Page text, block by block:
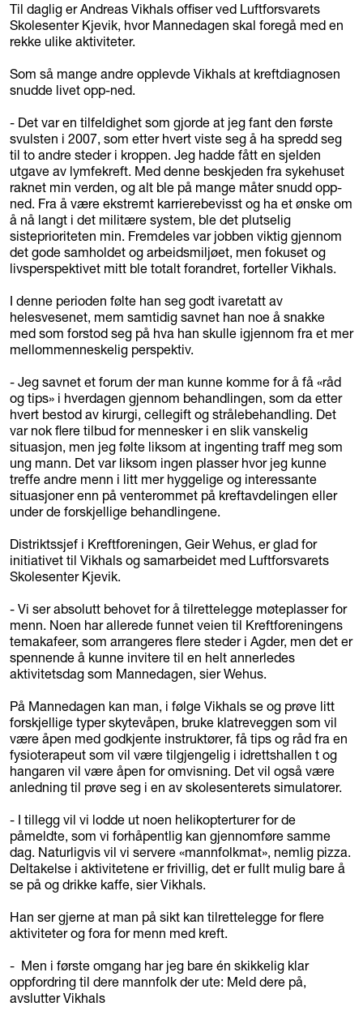
Til daglig er Andreas Vikhals offiser ved Luftforsvarets
Skolesenter Kjevik, hvor Mannedagen skal foregå med en
rekke ulike aktiviteter.
Som så mange andre opplevde Vikhals at kreftdiagnosen
snudde livet opp-ned.
- Det var en tilfeldighet som gjorde at jeg fant den første
svulsten i 2007, som etter hvert viste seg å ha spredd seg
til to andre steder i kroppen. Jeg hadde fått en sjelden
utgave av lymfekreft. Med denne beskjeden fra sykehuset
raknet min verden, og alt ble på mange måter snudd opp-
ned. Fra å være ekstremt karrierebevisst og ha et ønske om
å nå langt i det militære system, ble det plutselig
sisteprioriteten min. Fremdeles var jobben viktig gjennom
det gode samholdet og arbeidsmiljøet, men fokuset og
livsperspektivet mitt ble totalt forandret, forteller Vikhals.
I denne perioden følte han seg godt ivaretatt av
helesvesenet, mem samtidig savnet han noe å snakke
med som forstod seg på hva han skulle igjennom fra et mer
mellommenneskelig perspektiv.
- Jeg savnet et forum der man kunne komme for å få «råd
og tips» i hverdagen gjennom behandlingen, som da etter
hvert bestod av kirurgi, cellegift og strålebehandling. Det
var nok flere tilbud for mennesker i en slik vanskelig
situasjon, men jeg følte liksom at ingenting traff meg som
ung mann. Det var liksom ingen plasser hvor jeg kunne
treffe andre menn i litt mer hyggelige og interessante
situasjoner enn på venterommet på kreftavdelingen eller
under de forskjellige behandlingene.
Distriktssjef i Kreftforeningen, Geir Wehus, er glad for
initiativet til Vikhals og samarbeidet med Luftforsvarets
Skolesenter Kjevik.
- Vi ser absolutt behovet for å tilrettelegge møteplasser for
menn. Noen har allerede funnet veien til Kreftforeningens
temakafeer, som arrangeres flere steder i Agder, men det er
spennende å kunne invitere til en helt annerledes
aktivitetsdag som Mannedagen, sier Wehus.
På Mannedagen kan man, i følge Vikhals se og prøve litt
forskjellige typer skytevåpen, bruke klatreveggen som vil
være åpen med godkjente instruktører, få tips og råd fra en
fysioterapeut som vil være tilgjengelig i idrettshallen t og
hangaren vil være åpen for omvisning. Det vil også være
anledning til prøve seg i en av skolesenterets simulatorer.
- I tillegg vil vi lodde ut noen helikopterturer for de
påmeldte, som vi forhåpentlig kan gjennomføre samme
dag. Naturligvis vil vi servere «mannfolkmat», nemlig pizza.
Deltakelse i aktivitetene er frivillig, det er fullt mulig bare å
se på og drikke kaffe, sier Vikhals.
Han ser gjerne at man på sikt kan tilrettelegge for flere
aktiviteter og fora for menn med kreft.
- Men i første omgang har jeg bare én skikkelig klar
oppfordring til dere mannfolk der ute: Meld dere på,
avslutter Vikhals